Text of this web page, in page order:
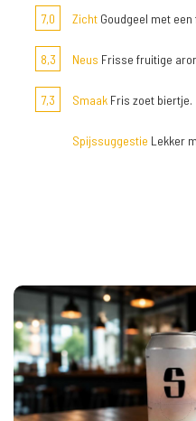
7,0
Zicht Goudgeel met
8,3 Neus Frisse fruitige
7,3 Smaak Fris zoet biertje.
Spijssuggestie Lekker